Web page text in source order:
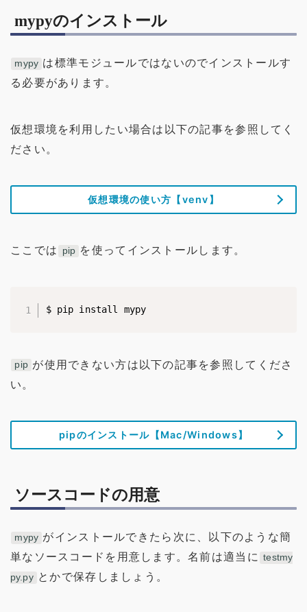
mypyのインストール
mypy は標準モジュールではないのでインストールす
る必要があります。
仮想環境を利用したい場合は以下の記事を参照してく
ださい。
仮想環境の使い方【venv】
ここでは pip を使ってインストールします。
$ pip install mypy
pip が使用できない方は以下の記事を参照してくださ
い。
pipのインストール【Mac/Windows】
ソースコードの用意
mypy がインストールできたら次に、以下のような簡
単なソースコードを用意します。名前は適当に testmy
py.py とかで保存しましょう。